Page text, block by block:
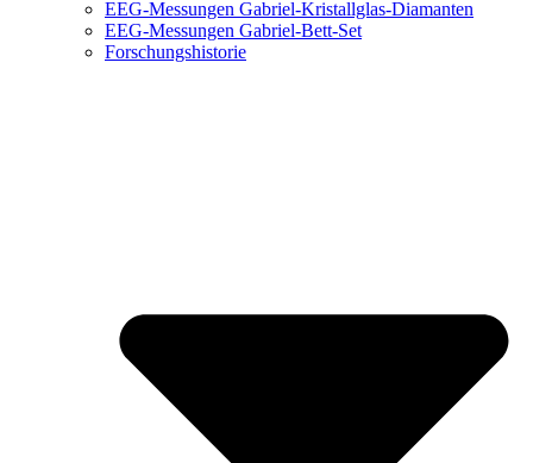
EEG-Messungen Gabriel-Kristallglas-Diamanten
EEG-Messungen Gabriel-Bett-Set
Forschungshistorie